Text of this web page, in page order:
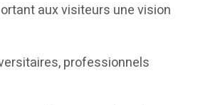
aux visiteurs une vision
professionnels